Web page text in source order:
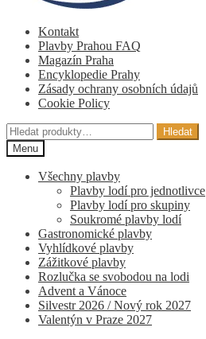
Kontakt
Plavby Prahou FAQ
Magazín Praha
Encyklopedie Prahy
Zásady ochrany osobních údajů
Cookie Policy
Hledat:
Hledat
Menu
Všechny plavby
Plavby lodí pro jednotlivce
Plavby lodí pro skupiny
Soukromé plavby lodí
Gastronomické plavby
Vyhlídkové plavby
Zážitkové plavby
Rozlučka se svobodou na lodi
Advent a Vánoce
Silvestr 2026 / Nový rok 2027
Valentýn v Praze 2027